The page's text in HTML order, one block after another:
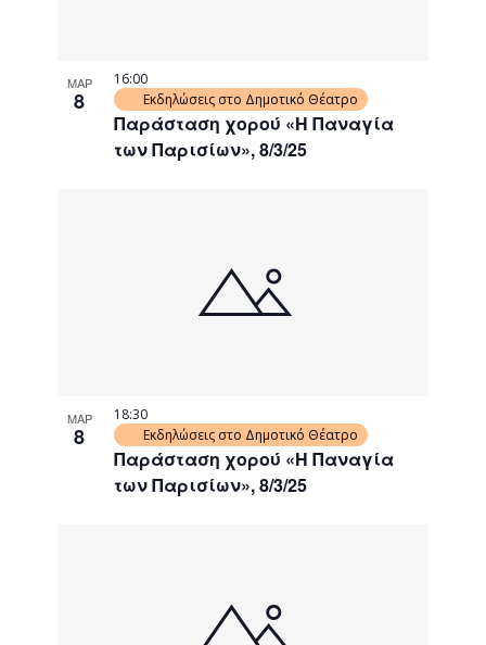
ΜΑΡ
8
Παράσταση χορού «Η Παναγία
των Παρισίων», 8/3/25
16:00
Εκδηλώσεις στο Δημοτικό Θέατρο
ΜΑΡ
8
Παράσταση χορού «Η Παναγία
των Παρισίων», 8/3/25
18:30
Εκδηλώσεις στο Δημοτικό Θέατρο